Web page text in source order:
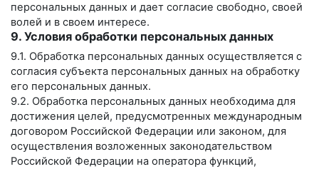
персональных данных и дает согласие свободно, своей
волей и в своем интересе.
9. Условия обработки персональных данных
9.1. Обработка персональных данных осуществляется с
согласия субъекта персональных данных на обработку
его персональных данных.
9.2. Обработка персональных данных необходима для
достижения целей, предусмотренных международным
договором Российской Федерации или законом, для
осуществления возложенных законодательством
Российской Федерации на оператора функций,